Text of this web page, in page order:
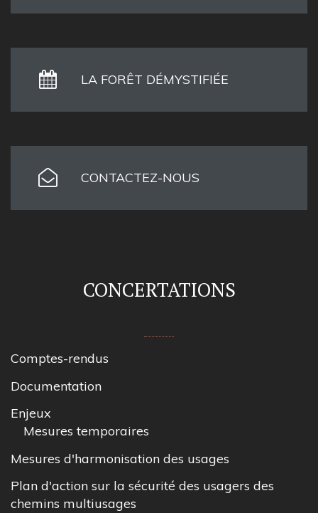
LA FORÊT DÉMYSTIFIÉE
CONTACTEZ-NOUS
CONCERTATIONS
Comptes-rendus
Documentation
Enjeux
Mesures temporaires
Mesures d'harmonisation des usages
Plan d'action sur la sécurité des usagers des
chemins multiusages